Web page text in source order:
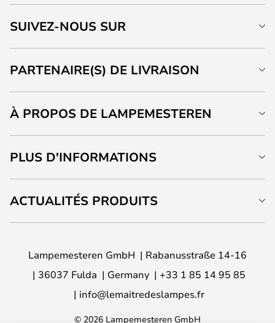
SUIVEZ-NOUS SUR
PARTENAIRE(S) DE LIVRAISON
À PROPOS DE LAMPEMESTEREN
PLUS D'INFORMATIONS
ACTUALITÉS PRODUITS
Lampemesteren GmbH
Rabanusstraße 14-16
36037 Fulda
Germany
+33 1 85 14 95 85
info@lemaitredeslampes.fr
© 2026 Lampemesteren GmbH